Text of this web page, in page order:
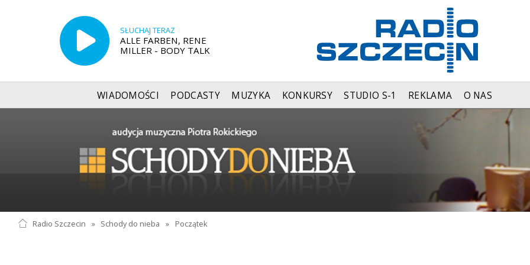
SŁUCHAJ TERAZ
ALLE FARBEN, RENE
MILLER - BODY TALK
WIADOMOŚCI PODCASTY MUZYKA KONKURSY STUDIO S-1 REKLAMA O NAS
Radio Szczecin » Schody do nieba » Początek